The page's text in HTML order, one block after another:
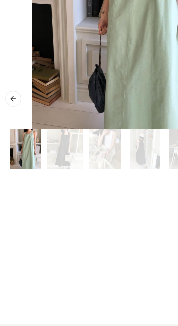
Previous slide